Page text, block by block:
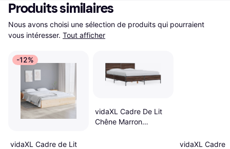
Produits similaires
Nous avons choisi une sélection de produits qui pourraient
vous intéresser. Tout afficher
-12%
vidaXL Cadre de Lit
vidaXL Cadre De Lit
Chêne Marron
vidaXL Cadre